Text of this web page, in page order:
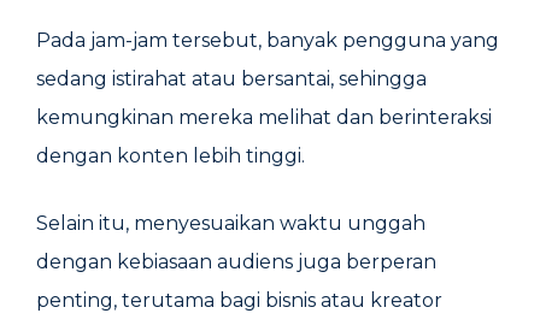
Pada jam-jam tersebut, banyak pengguna yang
sedang istirahat atau bersantai, sehingga
kemungkinan mereka melihat dan berinteraksi
dengan konten lebih tinggi.
Selain itu, menyesuaikan waktu unggah
dengan kebiasaan audiens juga berperan
penting, terutama bagi bisnis atau kreator